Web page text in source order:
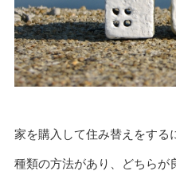
家を購入して住み替えをする
種類の方法があり、どちらが